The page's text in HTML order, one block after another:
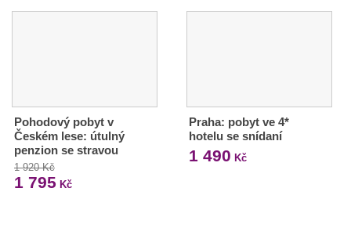
Pohodový pobyt v
Českém lese: útulný
penzion se stravou
1 920 Kč
1 795 Kč
Praha: pobyt ve 4*
hotelu se snídaní
1 490 Kč